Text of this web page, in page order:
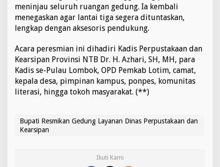
meninjau seluruh ruangan gedung. Ia kembali
menegaskan agar lantai tiga segera dituntaskan,
lengkap dengan aksesoris pendukung.
Acara peresmian ini dihadiri Kadis Perpustakaan dan
Kearsipan Provinsi NTB Dr. H. Azhari, SH, MH, para
Kadis se-Pulau Lombok, OPD Pemkab Lotim, camat,
kepala desa, pimpinan kampus, ponpes, komunitas
literasi, hingga tokoh masyarakat. (**)
Bupati Resmikan Gedung Layanan Dinas Perpustakaan dan
Kearsipan
Ikuti Kami